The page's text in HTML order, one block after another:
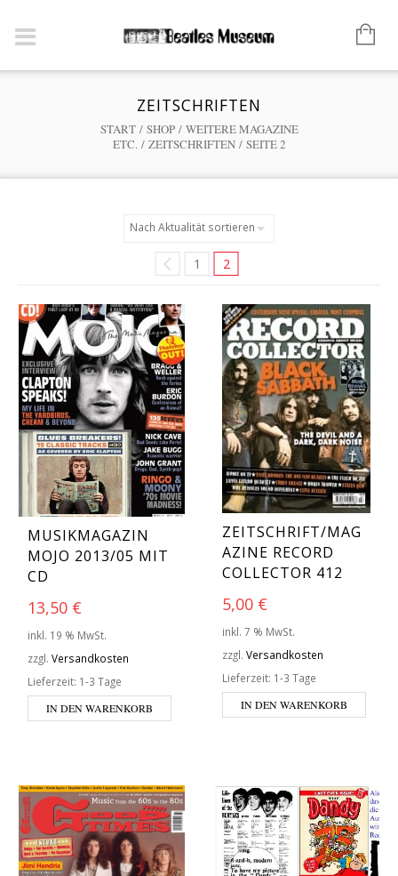
ZEITSCHRIFTEN
START/ SHOP/ WEITERE MAGAZINE
ETC./ ZEITSCHRIFTEN/ SEITE 2
1 2
MUSIKMAGAZIN
MOJO 2013/05 MIT
CD
13,50 €
inkl. 19 % MwSt.
zzgl. Versandkosten
Lieferzeit: 1-3 Tage
IN DEN WARENKORB
ZEITSCHRIFT/MAG
AZINE RECORD
COLLECTOR 412
5,00 €
inkl. 7 % MwSt.
zzgl. Versandkosten
Lieferzeit: 1-3 Tage
IN DEN WARENKORB